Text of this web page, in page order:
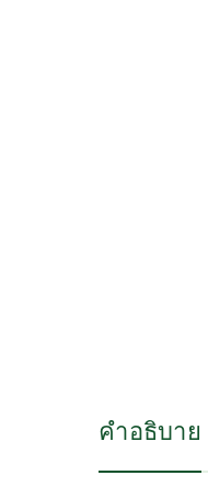
คำอธิบาย